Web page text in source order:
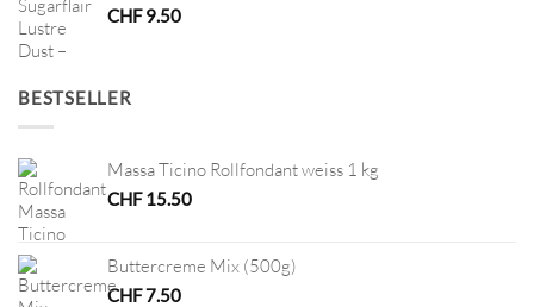
CHF9.50
BESTSELLER
Massa Ticino Rollfondant weiss 1 kg
CHF15.50
Buttercreme Mix (500g)
CHF7.50